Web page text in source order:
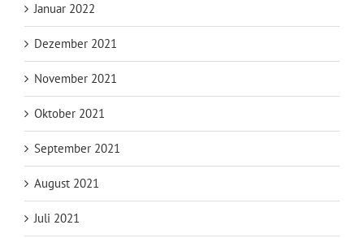
Januar 2022
Dezember 2021
November 2021
Oktober 2021
September 2021
August 2021
Juli 2021